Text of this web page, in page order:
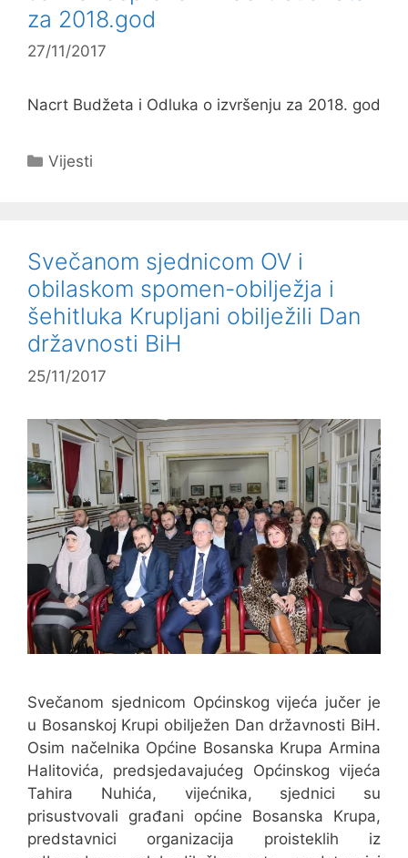
za 2018.god
27/11/2017
Nacrt Budžeta i Odluka o izvršenju za 2018. god
Kategorije
Vijesti
Svečanom sjednicom OV i
obilaskom spomen-obilježja i
šehitluka Krupljani obilježili Dan
državnosti BiH
25/11/2017
Svečanom sjednicom Općinskog vijeća jučer je
u Bosanskoj Krupi obilježen Dan državnosti BiH.
Osim načelnika Općine Bosanska Krupa Armina
Halitovića, predsjedavajućeg Općinskog vijeća
Tahira Nuhića, vijećnika, sjednici su
prisustvovali građani općine Bosanska Krupa,
predstavnici organizacija proisteklih iz